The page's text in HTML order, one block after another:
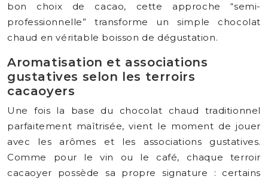
bon choix de cacao, cette approche “semi-
professionnelle” transforme un simple chocolat
chaud en véritable boisson de dégustation.
Aromatisation et associations
gustatives selon les terroirs
cacaoyers
Une fois la base du chocolat chaud traditionnel
parfaitement maîtrisée, vient le moment de jouer
avec les arômes et les associations gustatives.
Comme pour le vin ou le café, chaque terroir
cacaoyer possède sa propre signature : certains